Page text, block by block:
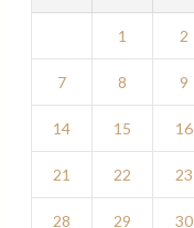
1 2
7 8 9
14 15 16
21 22 23
28 29
30